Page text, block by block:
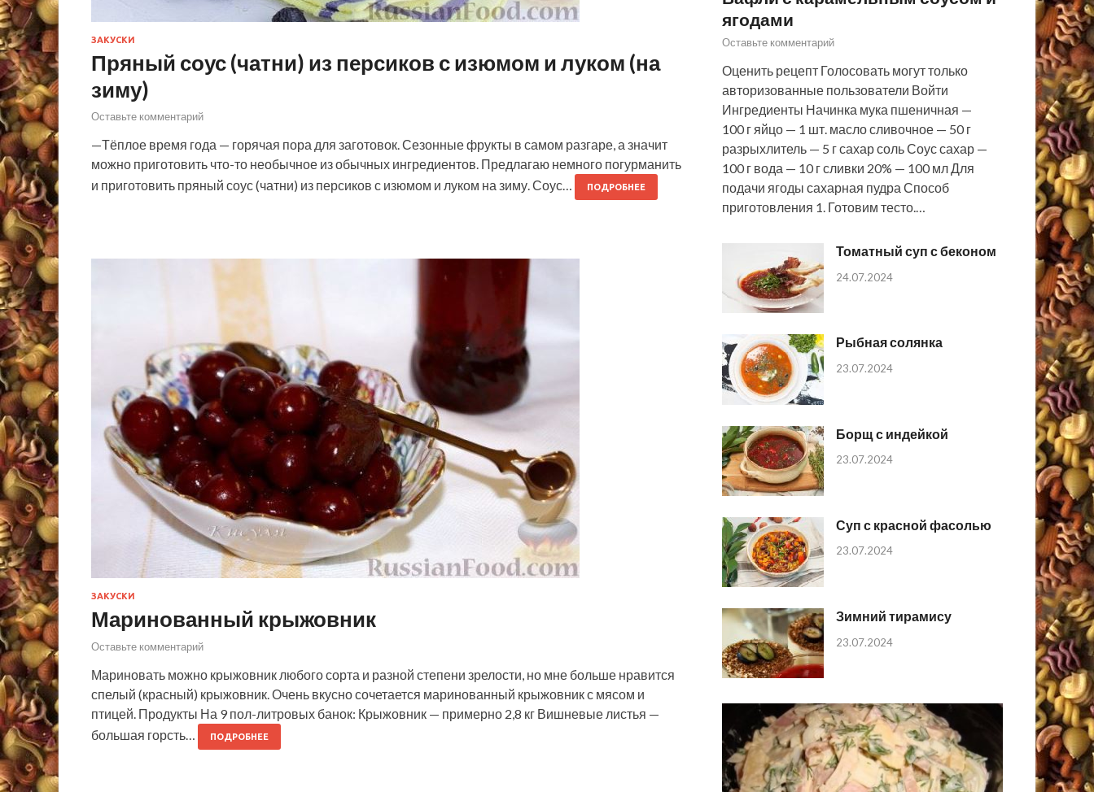
ЗАКУСКИ
Пряный соус (чатни) из персиков с изюмом и луком (на
зиму)
Оставьте комментарий
—Тёплое время года — горячая пора для заготовок. Сезонные фрукты в самом разгаре, а значит
можно приготовить что-то необычное из обычных ингредиентов. Предлагаю немного погурманить
и приготовить пряный соус (чатни) из персиков с изюмом и луком на зиму. Соус…
ПОДРОБНЕЕ
ЗАКУСКИ
Маринованный крыжовник
Оставьте комментарий
Мариновать можно крыжовник любого сорта и разной степени зрелости, но мне больше нравится
спелый (красный) крыжовник. Очень вкусно сочетается маринованный крыжовник с мясом и
птицей. Продукты На 9 пол-литровых банок: Крыжовник — примерно 2,8 кг Вишневые листья —
большая горсть…
ПОДРОБНЕЕ
ягодами
Оставьте комментарий
Оценить рецепт Голосовать могут только
авторизованные пользователи Войти
Ингредиенты Начинка мука пшеничная —
100 г яйцо — 1 шт. масло сливочное — 50 г
разрыхлитель — 5 г сахар соль Соус сахар —
100 г вода — 10 г сливки 20% — 100 мл Для
подачи ягоды сахарная пудра Способ
приготовления 1. Готовим тесто.…
Томатный суп с беконом
24.07.2024
Рыбная солянка
23.07.2024
Борщ с индейкой
23.07.2024
Суп с красной фасолью
23.07.2024
Зимний тирамису
23.07.2024